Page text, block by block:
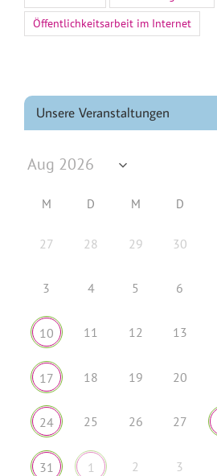
Unsere Veranstaltungen
M D M D
27 28 29 30
3 4 5 6
10 11 12 13
17 18 19 20
24 25 26 27
31 1 2 3
Öffentlichkeitsarbeit im Internet